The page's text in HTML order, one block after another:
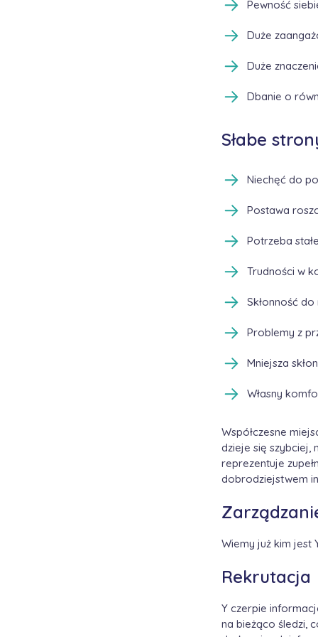
Pewność
Duże
Duże
Dbanie o
Słabe
Niechęć do
Postawa
Potrzeba
Trudności w
Skłonność
Problemy z
Mniejsza
Własny
Współczesne
dzieje się szybciej,
reprezentuje
dobrodziejstwem
Wiemy już kim jest
Rekrutacja
Y czerpie
na bieżąco śledzi,